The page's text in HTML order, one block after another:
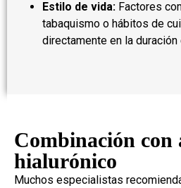
Estilo de vida: Factores
tabaquismo o hábitos de
directamente en la
Combinación con
hialurónico
Muchos especialistas